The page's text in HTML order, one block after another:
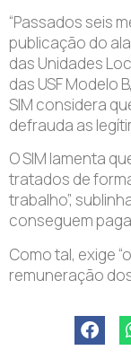
“Passados seis
publicação do
das Unidades
das USF Modelo
SIM considera
defrauda as
O SIM lamenta
tratados de
trabalho”,
conseguem
Como tal, exige
remuneração